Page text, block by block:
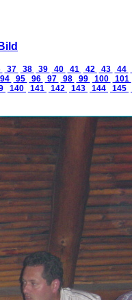
37 38 39 40 41 42 43 44
94 95 96 97 98 99 100 101
140 141 142 143 144 145